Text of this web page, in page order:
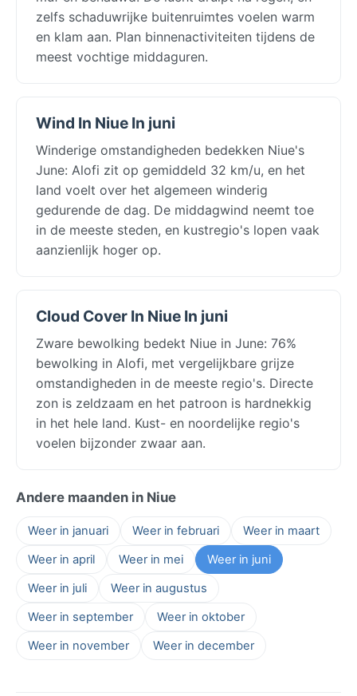
zelfs schaduwrijke buitenruimtes voelen warm
en klam aan. Plan binnenactiviteiten tijdens de
meest vochtige middaguren.
Wind In Niue In juni
Winderige omstandigheden bedekken Niue's
June: Alofi zit op gemiddeld 32 km/u, en het
land voelt over het algemeen winderig
gedurende de dag. De middagwind neemt toe
in de meeste steden, en kustregio's lopen vaak
aanzienlijk hoger op.
Cloud Cover In Niue In juni
Zware bewolking bedekt Niue in June: 76%
bewolking in Alofi, met vergelijkbare grijze
omstandigheden in de meeste regio's. Directe
zon is zeldzaam en het patroon is hardnekkig
in het hele land. Kust- en noordelijke regio's
voelen bijzonder zwaar aan.
Andere maanden in Niue
Weer in januari Weer in februari
Weer in maart
Weer in april
Weer in mei
Weer in juni
Weer in juli
Weer in augustus
Weer in september
Weer in oktober
Weer in november
Weer in december